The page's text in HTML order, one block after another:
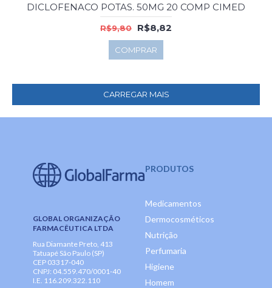
DICLOFENACO POTAS. 50MG 20 COMP CIMED
R$9,80 R$8,82
COMPRAR
CARREGAR MAIS
GLOBAL ORGANIZAÇÃO
FARMACÊUTICA LTDA
Rua Diamante Preto, 413
Tatuapé São Paulo (SP)
CEP 03317-040
CNPJ: 04.559.470/0001-40
I.E. 116.209.322.110
PRODUTOS
Medicamentos
Dermocosméticos
Nutrição
Perfumaria
Higiene
Homem